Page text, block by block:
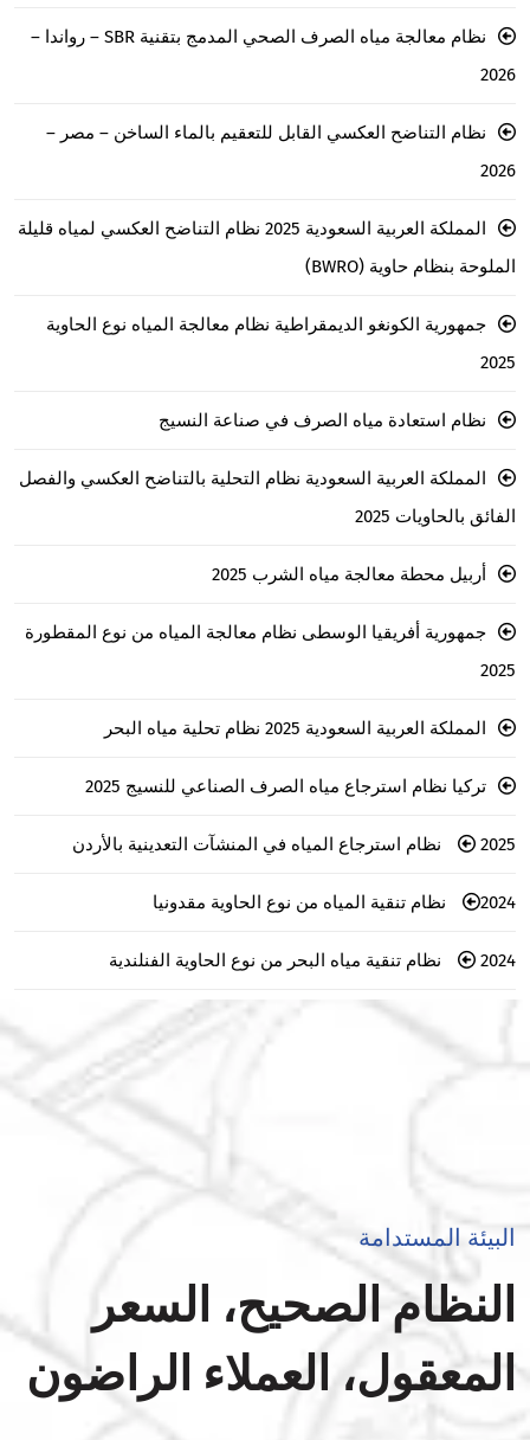
نظام معالجة مياه الصرف الصحي المدمج بتقنية SBR – رواندا –
2026
نظام التناضح العكسي القابل للتعقيم بالماء الساخن – مصر –
2026
المملكة العربية السعودية 2025 نظام التناضح العكسي لمياه قليلة
الملوحة بنظام حاوية (BWRO)
جمهورية الكونغو الديمقراطية نظام معالجة المياه نوع الحاوية
2025
نظام استعادة مياه الصرف في صناعة النسيج
المملكة العربية السعودية نظام التحلية بالتناضح العكسي والفصل
الفائق بالحاويات 2025
أربيل محطة معالجة مياه الشرب 2025
جمهورية أفريقيا الوسطى نظام معالجة المياه من نوع المقطورة
2025
المملكة العربية السعودية 2025 نظام تحلية مياه البحر
تركيا نظام استرجاع مياه الصرف الصناعي للنسيج 2025
2025 نظام استرجاع المياه في المنشآت التعدينية بالأردن
2024 نظام تنقية المياه من نوع الحاوية مقدونيا
2024 نظام تنقية مياه البحر من نوع الحاوية الفنلندية
البيئة المستدامة
النظام الصحيح، السعر
المعقول، العملاء الراضون